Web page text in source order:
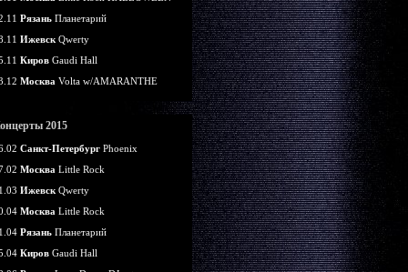
Рязань Планетарий
Ижевск Qwerty
Киров Gaudi Hall
Москва Volta w/AMARANTHE
2015
Санкт-Петербург Phoenix
Москва Little Rock
Ижевск Qwerty
Москва Little Rock
Рязань Планетарий
Киров Gaudi Hall